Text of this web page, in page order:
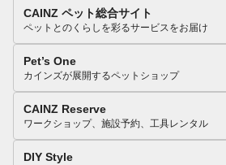
CAINZ ペット総合サイト
ペットとのくらしを彩るサービスをお届け
Pet’s One
カインズが展開するペットショップ
CAINZ Reserve
ワークショップ、施設予約、工具レンタル
DIY Style